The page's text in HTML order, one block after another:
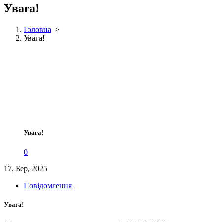
Увага!
Головна >
Увага!
Увага!
0
17, Бер, 2025
Повідомлення
Увага!